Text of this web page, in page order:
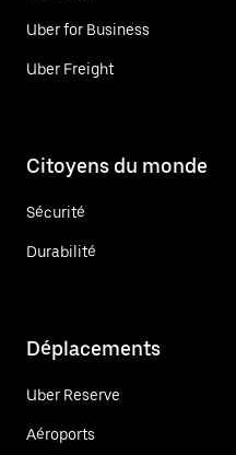
Uber for Business
Uber Freight
Citoyens du monde
Sécurité
Durabilité
Déplacements
Uber Reserve
Aéroports